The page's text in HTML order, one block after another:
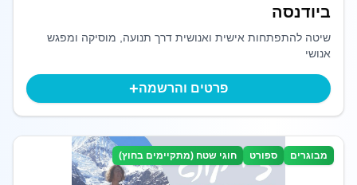
ביודנסה
שיטה להתפתחות אישית ואנושית דרך תנועה, מוסיקה ומפגש
אנושי
פרטים והרשמה+
מבוגרים ספורט חוגי שטח (מתקיימים בחוץ)